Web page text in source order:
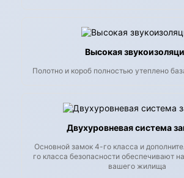
Высокая
Полотно и короб полностью утеплено
Двухуровневая система
Основной замок 4-го класса и
го класса безопасности обеспечивают
вашего жилища